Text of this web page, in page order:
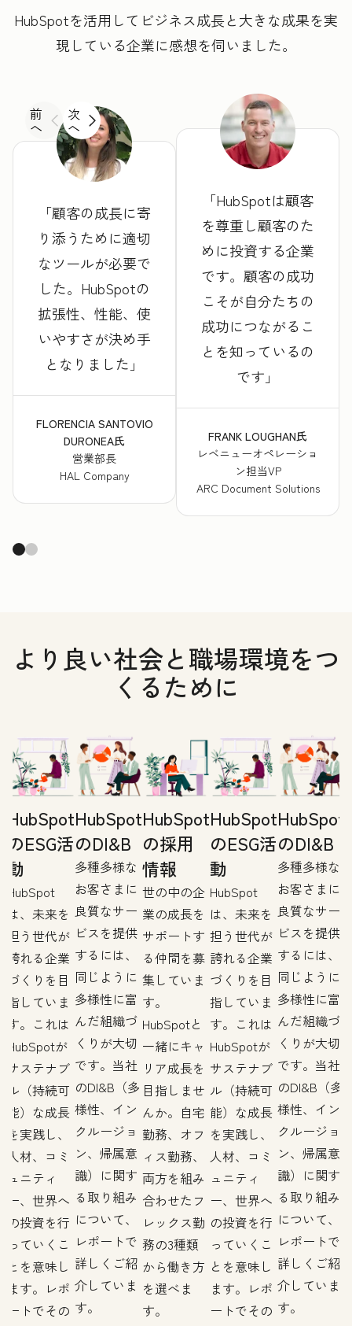
HubSpotを活用してビジネス成長と大きな成果を実
現している企業に感想を伺いました。
前
へ
次
へ
顧客の成長に寄
り添うために適切
なツールが必要で
した。HubSpotの
拡張性、性能、使
いやすさが決め手
となりました
FLORENCIA SANTOVIO
DURONEA氏
営業部長
HAL Company
HubSpotは顧客
を尊重し顧客のた
めに投資する企業
です。顧客の成功
こそが自分たちの
成功につながるこ
とを知っているの
です
FRANK LOUGHAN氏
レベニューオペレーショ
ン担当VP
ARC Document Solutions
より良い社会と職場環境をつ
くるために
HubSpot
のESG活
動
HubSpot
は、未来を
担う世代が
誇れる企業
づくりを目
指していま
す。これは
HubSpotが
サステナブ
ル（持続可
能）な成長
を実践し、
人材、コミ
ュニティ
ー、世界へ
の投資を行
っていくこ
とを意味し
ます。レポ
ートでその
HubSpot
のDI&B
多種多様な
お客さまに
良質なサー
ビスを提供
するには、
同じように
多様性に富
んだ組織づ
くりが大切
です。当社
のDI&B（多
様性、イン
クルージョ
ン、帰属意
識）に関す
る取り組み
について、
レポートで
詳しくご紹
介していま
す。
HubSpot
の採用
情報
世の中の企
業の成長を
サポートす
る仲間を募
集していま
す。
HubSpotと
一緒にキャ
リア成長を
目指しませ
んか。自宅
勤務、オフ
ィス勤務、
両方を組み
合わせたフ
レックス勤
務の3種類
から働き方
を選べま
す。
HubSpot
のESG活
動
HubSpot
は、未来を
担う世代が
誇れる企業
づくりを目
指していま
す。これは
HubSpotが
サステナブ
ル（持続可
能）な成長
を実践し、
人材、コミ
ュニティ
ー、世界へ
の投資を行
っていくこ
とを意味し
ます。レポ
ートでその
HubSpot
のDI&B
多種多様な
お客さまに
良質なサー
ビスを提供
するには、
同じように
多様性に富
んだ組織づ
くりが大切
です。当社
のDI&B（多
様性、イン
クルージョ
ン、帰属意
識）に関す
る取り組み
について、
レポートで
詳しくご紹
介していま
す。